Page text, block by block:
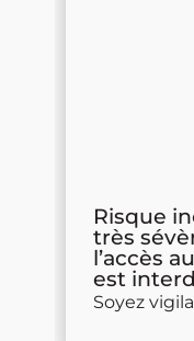
Risque
très
l’accès
est
Soyez